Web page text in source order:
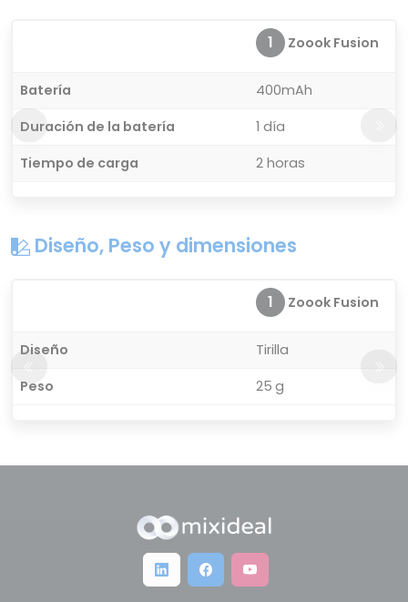
1 Zoook Fusion
Batería
400mAh
Duración de la batería
1 día
Tiempo de carga
2 horas
Diseño, Peso y dimensiones
1 Zoook Fusion
Diseño
Tirilla
Peso
25 g